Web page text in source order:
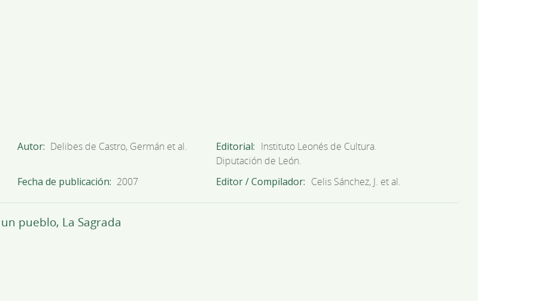
Autor Delibes de Castro, Germán et al. Editorial
Instituto Leonés de Cultura.
Diputación de León.
Fecha de publicación
2007 Editor / Compilador Celis Sánchez, J. et al.
pueblo, La Sagrada